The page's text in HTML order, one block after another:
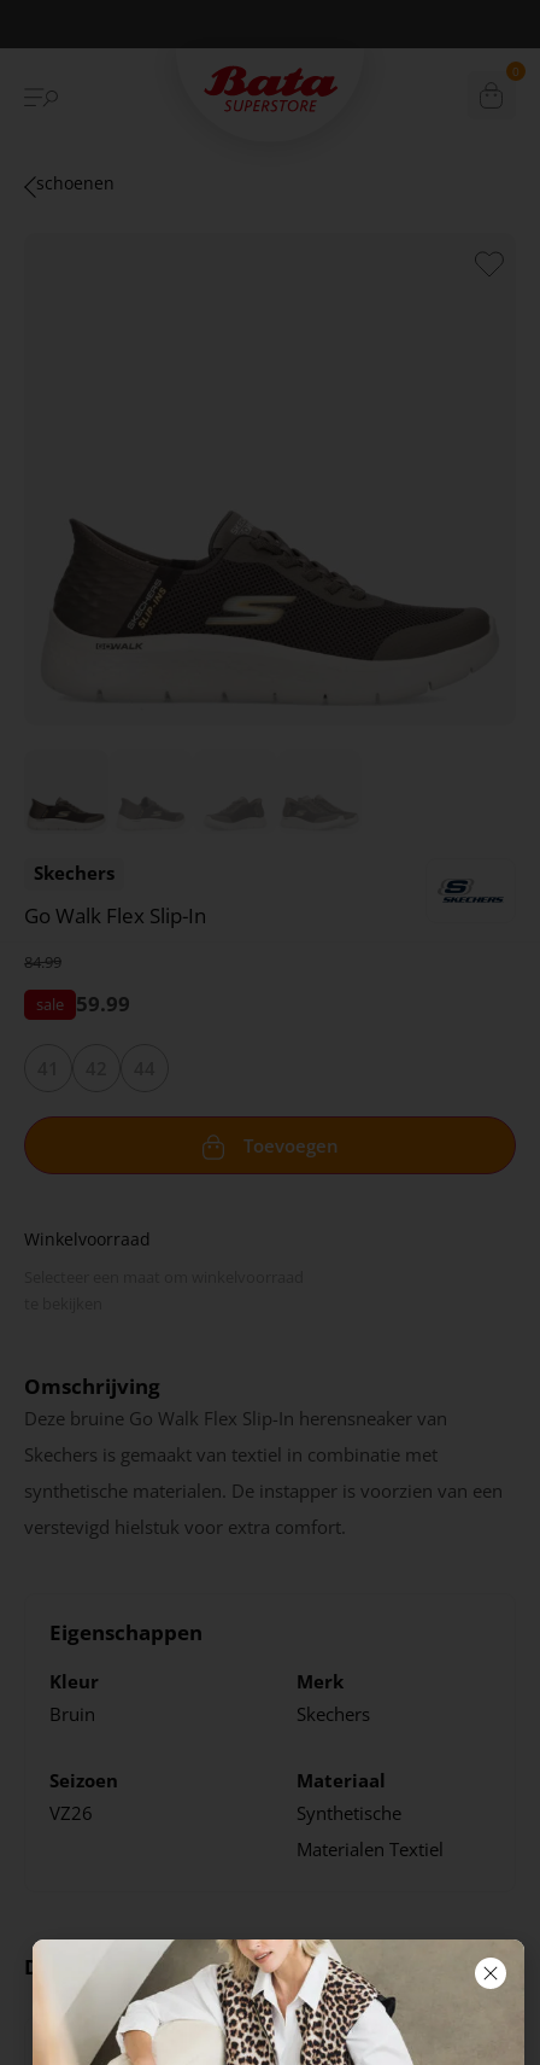
Betaal achteraf met Klarna 0
schoenen
Skechers
Go Walk Flex Slip-In
84.99
59.99
Toevoegen
Winkelvoorraad
Omschrijving
Deze bruine Go Walk Flex Slip-In herensneaker van
Skechers is gemaakt van textiel in combinatie met
synthetische materialen. De instapper is voorzien van een
verstevigd hielstuk voor extra comfort.
Eigenschappen
Kleur
Bruin
Merk
Skechers
Seizoen
VZ26
Materiaal
Synthetische
Materialen Textiel
Deze producten ga je leuk vinden